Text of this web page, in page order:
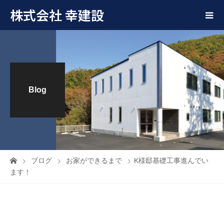
株式会社 幸建設
Blog
ブログ お家ができるまで
K様邸基礎工事進んでい
ます！